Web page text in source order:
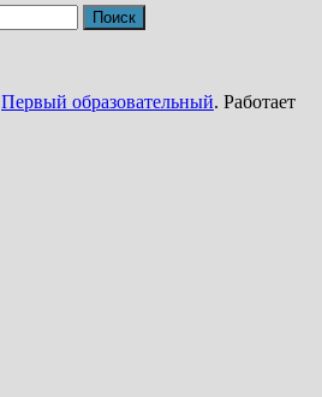
Первый образовательный. Работает